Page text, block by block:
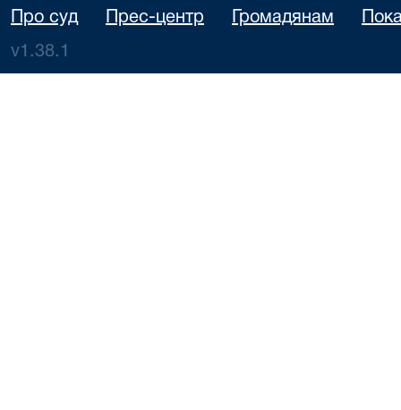
Про суд Прес-центр Громадянам
v1.38.1